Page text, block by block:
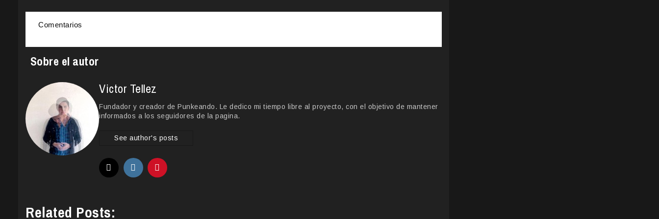
Comentarios
Sobre el autor
Victor Tellez
Fundador y creador de Punkeando. Le dedico mi tiempo libre al proyecto, con el objetivo de mantener
informados a los seguidores de la pagina.
See author's posts
Related Posts: